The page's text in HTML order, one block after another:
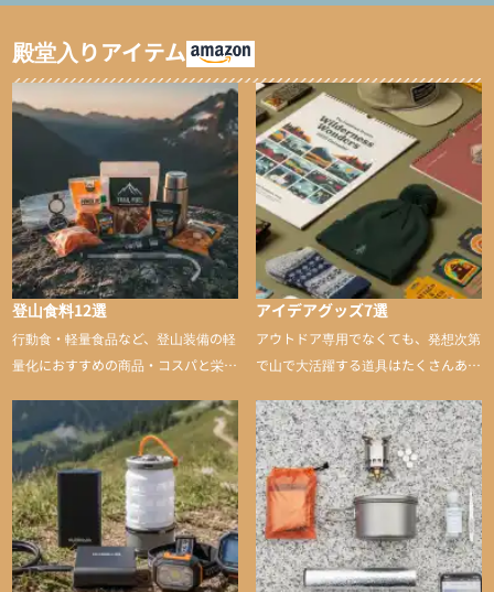
殿堂入りアイテム
登山食料12選
行動食・軽量食品など、登山装備の軽
量化におすすめの商品・コスパと栄養
アイデアグッズ7選
アウトドア専用でなくても、発想次第
で山で大活躍する道具はたくさんあり
山に持ち込むと快適性や安心感をグッ
と引き上げてくれる――そんな意外性
のあるアイテムを紹介